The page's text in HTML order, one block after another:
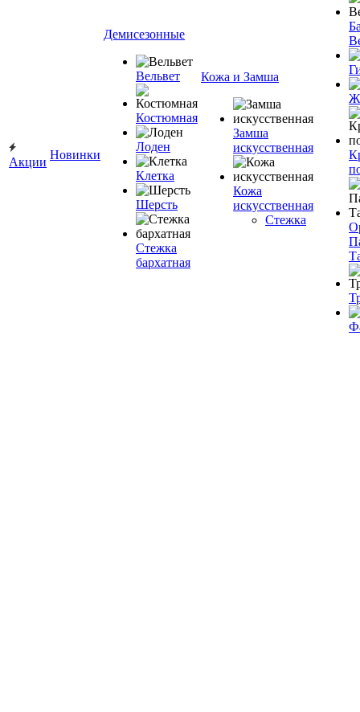
Акции
Новинки
Демисезонные
Вельвет
Костюмная
Лоден
Клетка
Шерсть
Стежка
бархатная
Кожа и Замша
Замша
искусственная
Кожа
искусственная
Стежка